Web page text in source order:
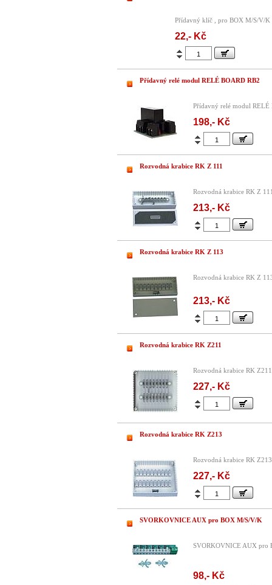
Přídavný klíč , pro BOX M/S/V/K
22,- Kč
Přídavný relé modul RELÉ BOARD RB2
Přídavný relé modul RELÉ
198,- Kč
Rozvodná krabice RK Z 111
Rozvodná krabice RK Z
213,- Kč
Rozvodná krabice RK Z 113
Rozvodná krabice RK Z
213,- Kč
Rozvodná krabice RK Z211
Rozvodná krabice RK
227,- Kč
Rozvodná krabice RK Z213
Rozvodná krabice RK
227,- Kč
SVORKOVNICE AUX pro BOX M/S/V/K
SVORKOVNICE AUX pro
98,- Kč